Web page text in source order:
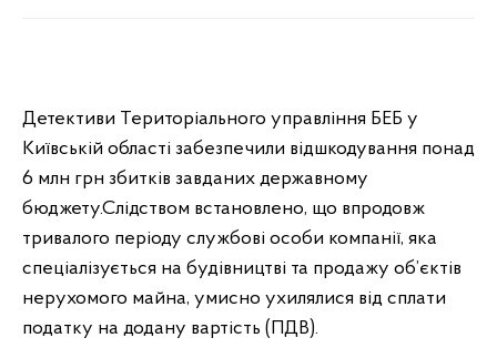
Детективи Територіального управління БЕБ у
Київській області забезпечили відшкодування понад
6 млн грн збитків завданих державному
бюджету.Слідством встановлено, що впродовж
тривалого періоду службові особи компанії, яка
спеціалізується на будівництві та продажу об’єктів
нерухомого майна, умисно ухилялися від сплати
податку на додану вартість (ПДВ).